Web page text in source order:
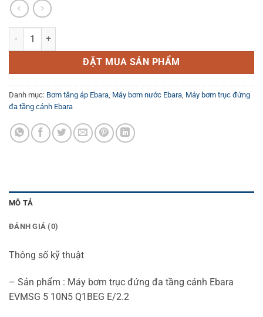
Máy bơm trục đứng đa tầng cánh Ebara EVMSG 5 10N5 Q1BEG E/
ĐẶT MUA SẢN PHẨM
Danh mục: Bơm tăng áp Ebara, Máy bơm nước Ebara, Máy bơm trục đứng
đa tầng cánh Ebara
MÔ TẢ
ĐÁNH GIÁ (0)
Thông số kỹ thuật
– Sản phẩm : Máy bơm trục đứng đa tầng cánh Ebara
EVMSG 5 10N5 Q1BEG E/2.2